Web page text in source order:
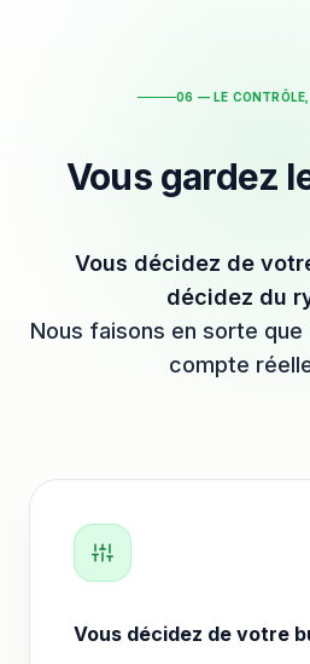
06 — LE
Vous gardez
Vous décidez de
décidez du
Nous faisons en sorte
compte
Vous décidez de votre